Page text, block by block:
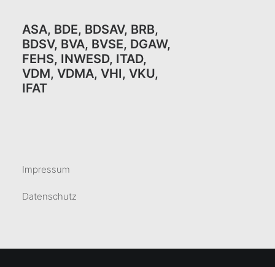
ASA, BDE, BDSAV, BRB,
BDSV, BVA, BVSE, DGAW,
FEHS, INWESD, ITAD,
VDM, VDMA, VHI, VKU,
IFAT
Impressum
Datenschutz